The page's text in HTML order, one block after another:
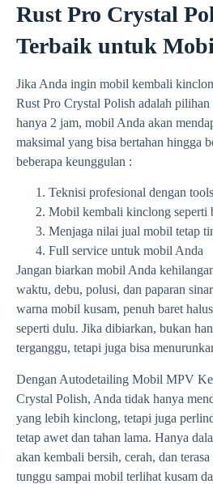
Rust Pro Crystal
Terbaik untuk
Jika Anda ingin mobil kembali
Rust Pro Crystal Polish adalah
hanya 2 jam, mobil Anda akan
maksimal yang bisa bertahan hingga
beberapa keunggulan :
Teknisi profesional dengan
Mobil kembali kinclong seperti
Menjaga nilai jual mobil tetap
Full service untuk mobil Anda
Jangan biarkan mobil Anda
waktu, debu, polusi, dan paparan
warna mobil kusam, penuh baret
seperti dulu. Jika dibiarkan, bukan
terganggu, tetapi juga bisa
Dengan Autodetailing Mobil MPV
Crystal Polish, Anda tidak hanya
yang lebih kinclong, tetapi juga
tetap awet dan tahan lama. Hanya
akan kembali bersih, cerah, dan
tunggu sampai mobil terlihat kusam